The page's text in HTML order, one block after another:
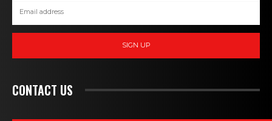
SIGN UP
CONTACT US